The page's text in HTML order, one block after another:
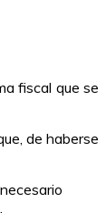
fiscal que se
de haberse